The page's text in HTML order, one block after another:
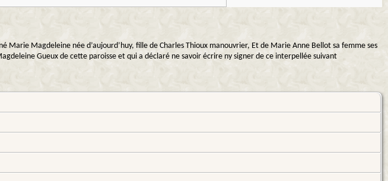
Magdeleine née d’aujourd’huy, fille de Charles Thioux manouvrier, Et de Marie Anne Bellot sa femme ses
Gueux de cette paroisse et qui a déclaré ne savoir écrire ny signer de ce interpellée suivant